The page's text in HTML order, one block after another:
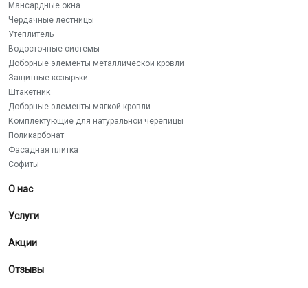
Мансардные окна
Чердачные лестницы
Утеплитель
Водосточные системы
Доборные элементы металлической кровли
Защитные козырьки
Штакетник
Доборные элементы мягкой кровли
Комплектующие для натуральной черепицы
Поликарбонат
Фасадная плитка
Софиты
О нас
Услуги
Акции
Отзывы